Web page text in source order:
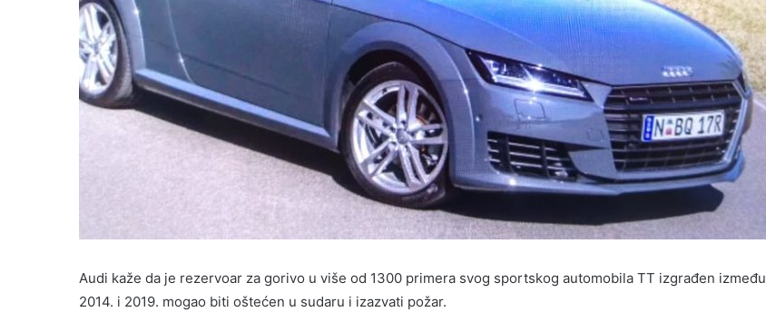
Audi kaže da je rezervoar za gorivo u više od 1300 primera svog sportskog automobila TT izgrađen između
2014. i 2019. mogao biti oštećen u sudaru i izazvati požar.